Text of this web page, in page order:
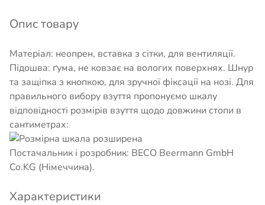
Опис товару
Матеріал: неопрен, вставка з сітки, для вентиляції.
Підошва: ґума, не ковзає на вологих поверхнях. Шнур
та защіпка з кнопкою, для зручної фіксації на нозі. Для
правильного вибору взуття пропонуємо шкалу
відповідності розмірів взуття щодо довжини стопи в
сантиметрах:
Постачальник і розробник: BECO Beermann GmbH
Co.KG (Німеччина).
Характеристики